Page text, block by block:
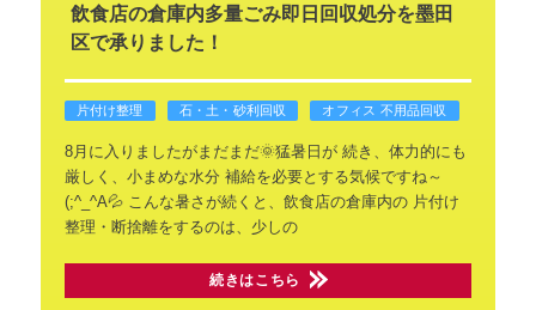
飲食店の倉庫内多量ごみ即日回収処分を墨田
区で承りました！
片付け整理 石・土・砂利回収 オフィス 不用品回収
8月に入りましたがまだまだ🌞猛暑日が続き、体力的にも
厳しく、小まめな水分 補給を必要とする気候ですね～
(;^_^A💦 こんな暑さが続くと、飲食店の倉庫内の片付け
整理・断捨離をするのは、少しの
続きはこちら